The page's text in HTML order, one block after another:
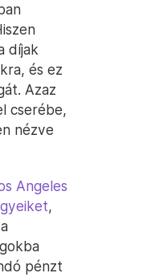
díjak
és ez
Azaz
cserébe,
nézve
Angeles
,
pénzt